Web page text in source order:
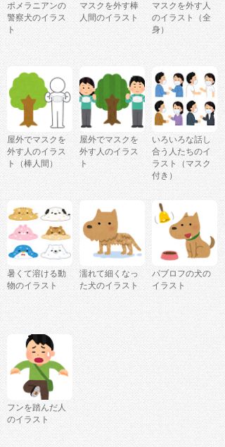
ポメラニアンの
警察犬のイラス
ト
マスクを外す棒
人間のイラスト
マスクを外す人
のイラスト（全
身）
屋外でマスクを
外す人のイラス
ト（棒人間）
屋外でマスクを
外す人のイラス
ト
いろいろな話し
合う人たちのイ
ラスト（マスク
付き）
暑くて溶ける動
物のイラスト
濡れて細くなっ
た犬のイラスト
パブロフの犬の
イラスト
フンを踏んだ人
のイラスト